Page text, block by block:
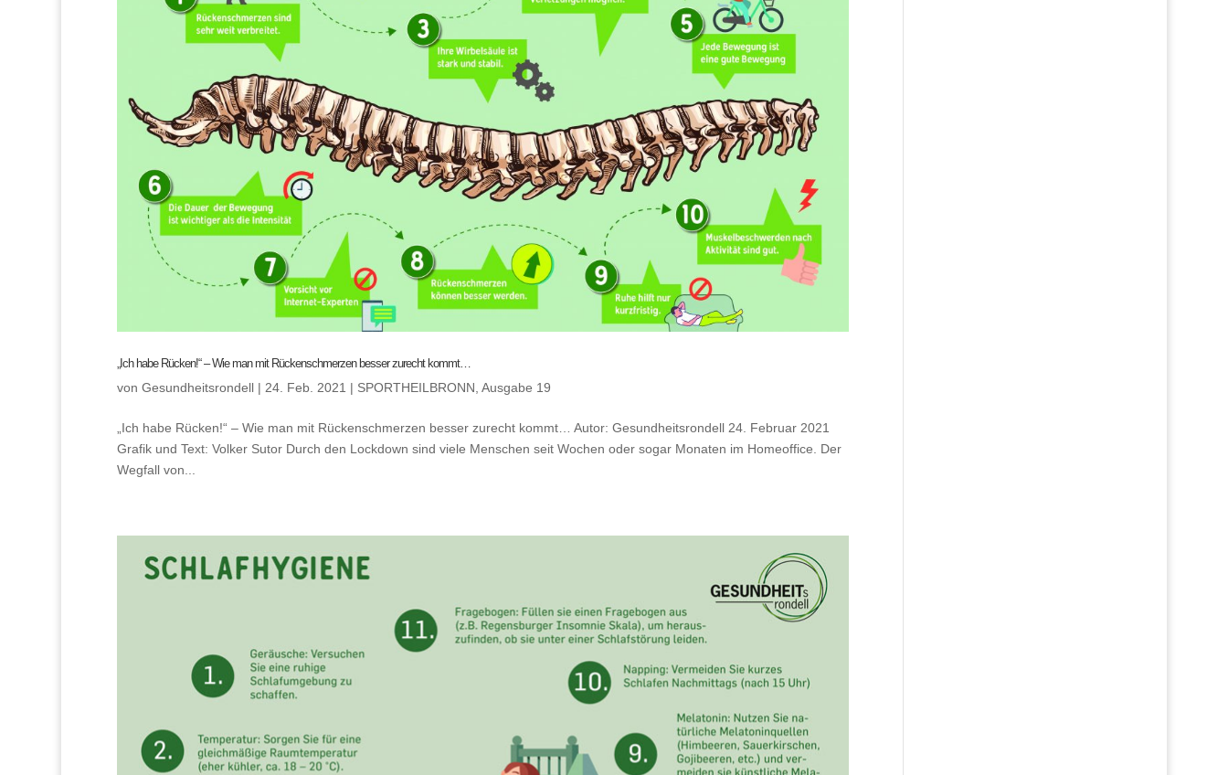
„Ich habe Rücken!“ – Wie man mit Rückenschmerzen besser zurecht kommt…
von Gesundheitsrondell| 24. Feb. 2021 | SPORTHEILBRONN Ausgabe 19
„Ich habe Rücken!“ – Wie man mit Rückenschmerzen besser zurecht kommt… Autor: Gesundheitsrondell 24. Februar 2021
Grafik und Text: Volker Sutor Durch den Lockdown sind viele Menschen seit Wochen oder sogar Monaten im Homeoffice. Der
Wegfall von...